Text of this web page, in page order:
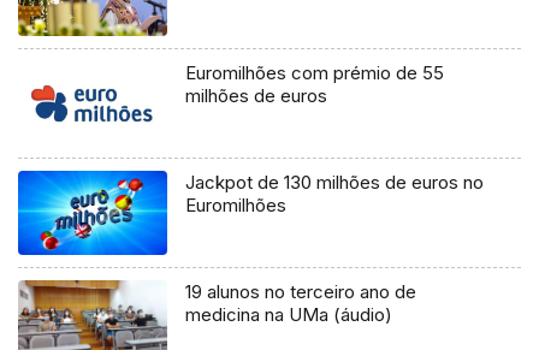
Euromilhões com prémio de 55
milhões de euros
Jackpot de 130 milhões de euros no
Euromilhões
19 alunos no terceiro ano de
medicina na UMa (áudio)